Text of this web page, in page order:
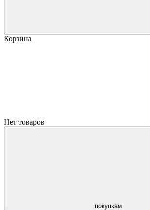
Корзина
Нет товаров
покупкам